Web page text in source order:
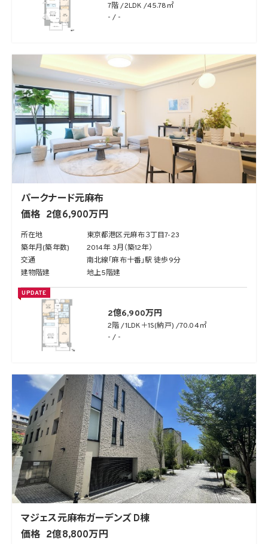
7階 2LDK
45.78㎡
- / -
パークナード元麻布
価格 2億6,900万円
所在地
東京都港区元麻布３丁目7-23
築年月(築年数)
2014年 3月（築12年）
交通
南北線「麻布十番」駅 徒歩9分
建物階建
地上5階建
UPDATE
2億6,900万円
2階 1LDK＋1S(納戸)
70.04㎡
- / -
マジェス元麻布ガーデンズ D棟
価格 2億8,800万円